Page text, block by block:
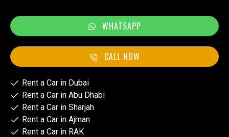
WHATSAPP
CALL NOW
Rent a Car in Dubai
Rent a Car in Abu Dhabi
Rent a Car in Sharjah
Rent a Car in Ajman
Rent a Car in RAK